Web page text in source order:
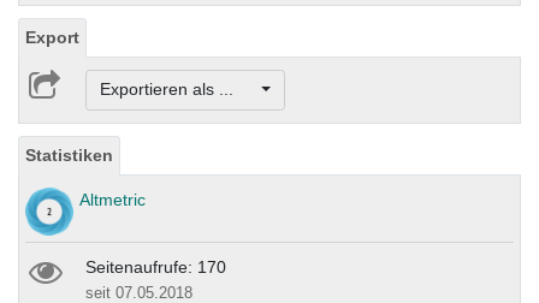
Export
Exportieren als ...
Statistiken
Altmetric
Seitenaufrufe: 170
seit 07.05.2018